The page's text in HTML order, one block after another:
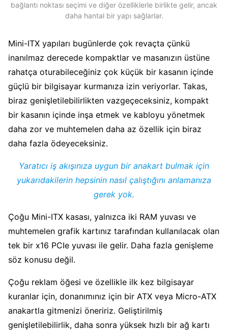
bağlantı noktası seçimi ve diğer özelliklerle birlikte gelir, ancak
daha hantal bir yapı sağlarlar.
Mini-ITX yapıları bugünlerde çok revaçta çünkü
inanılmaz derecede kompaktlar ve masanızın üstüne
rahatça oturabileceğiniz çok küçük bir kasanın içinde
güçlü bir bilgisayar kurmanıza izin veriyorlar. Takas,
biraz genişletilebilirlikten vazgeçeceksiniz, kompakt
bir kasanın içinde inşa etmek ve kabloyu yönetmek
daha zor ve muhtemelen daha az özellik için biraz
daha fazla ödeyeceksiniz.
Yaratıcı iş akışınıza uygun bir anakart bulmak için
yukarıdakilerin hepsinin nasıl çalıştığını anlamanıza
gerek yok.
Çoğu Mini-ITX kasası, yalnızca iki RAM yuvası ve
muhtemelen grafik kartınız tarafından kullanılacak olan
tek bir x16 PCIe yuvası ile gelir. Daha fazla genişleme
söz konusu değil.
Çoğu reklam öğesi ve özellikle ilk kez bilgisayar
kuranlar için, donanımınız için bir ATX veya Micro-ATX
anakartla gitmenizi öneririz. Geliştirilmiş
genişletilebilirlik, daha sonra yüksek hızlı bir ağ kartı